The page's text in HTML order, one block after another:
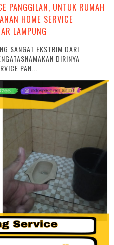
PANGGILAN, UNTUK RUMAH
HOME SERVICE
LAMPUNG
SANGAT EKSTRIM DARI
DIRINYA
PAN...